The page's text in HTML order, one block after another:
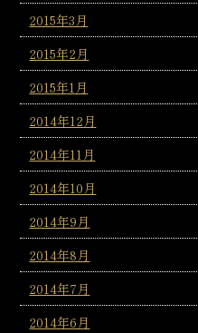
2015年3月
2015年2月
2015年1月
2014年12月
2014年11月
2014年10月
2014年9月
2014年8月
2014年7月
2014年6月